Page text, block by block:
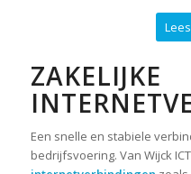
ZAKELIJKE
Een snelle en stabiele
bedrijfsvoering. Van Wijck